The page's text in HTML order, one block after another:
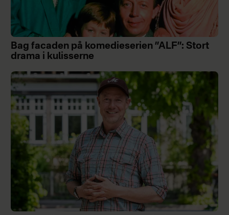
Bag facaden på komedieserien ”ALF”: Stort
drama i kulisserne